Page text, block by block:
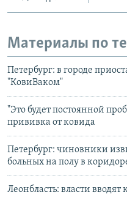
Материалы по
Петербург: в городе
"КовиВаком"
"Это будет постоянной
прививка от ковида
Петербург: чиновники
больных на полу в
Леонбласть: власти